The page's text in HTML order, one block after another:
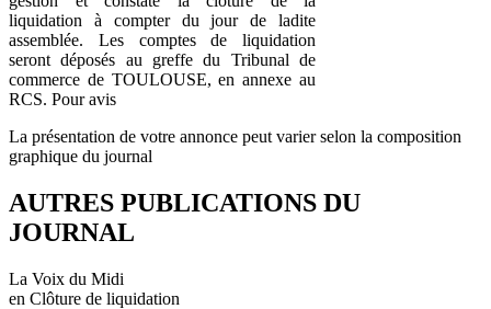
liquidation à compter du jour de ladite
assemblée. Les comptes de liquidation
seront déposés au greffe du Tribunal de
commerce de TOULOUSE, en annexe au
RCS. Pour avis
La présentation de votre annonce peut varier selon la composition
graphique du journal
AUTRES PUBLICATIONS DU
JOURNAL
La Voix du Midi
en Clôture de liquidation